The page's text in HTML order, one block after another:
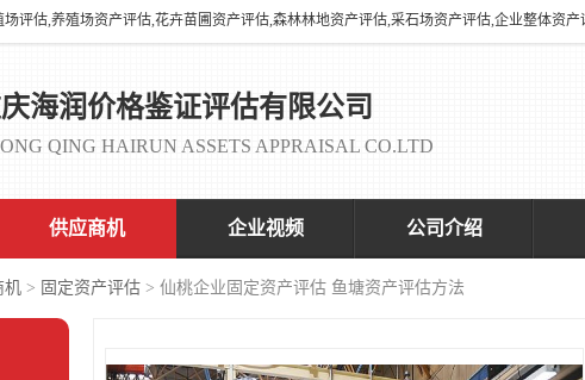
海润价格鉴证评估有限公司
QING HAIRUN ASSETS APPRAISAL CO.LTD
供应商机 企业视频 公司介绍
机 > 固定资产评估 > 仙桃企业固定资产评估 鱼塘资产评估方法